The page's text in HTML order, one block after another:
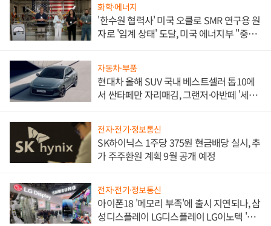
화학·에너지
'한수원 협력사' 미국 오클로 SMR 연구용 원
자로 '임계 상태' 도달, 미국 에너지부 "중요
자동차·부품
현대차 올해 SUV 국내 베스트셀러 톱10에
서 싼타페만 자리매김, 그랜저·아반떼 '세단
전자·전기·정보통신
SK하이닉스 1주당 375원 현금배당 실시, 추
가 주주환원 계획 9월 공개 예정
전자·전기·정보통신
아이폰18 '메모리 부족'에 출시 지연되나, 삼
성디스플레이 LG디스플레이 LG이노텍 '탈